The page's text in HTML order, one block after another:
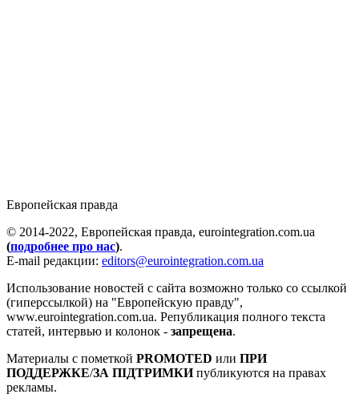
Европейская правда
© 2014-2022, Европейская правда, eurointegration.com.ua
(подробнее про нас).
E-mail редакции: editors@eurointegration.com.ua
Использование новостей с сайта возможно только со ссылкой
(гиперссылкой) на "Европейскую правду",
www.eurointegration.com.ua. Републикация полного текста
статей, интервью и колонок - запрещена.
Материалы с пометкой PROMOTED или ПРИ
ПОДДЕРЖКЕ/ЗА ПІДТРИМКИпубликуются на правах
рекламы.